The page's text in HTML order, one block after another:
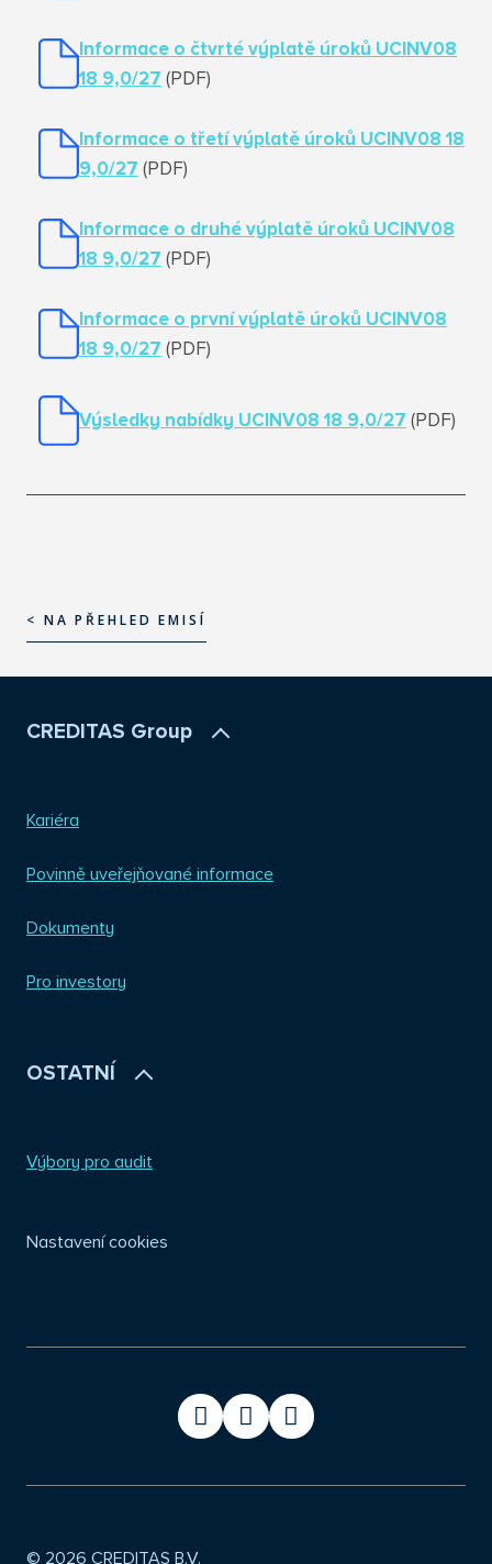
Informace o čtvrté výplatě úroků UCINV08
18 9,0/27 (PDF)
Informace o třetí výplatě úroků UCINV08 18
9,0/27 (PDF)
Informace o druhé výplatě úroků UCINV08
18 9,0/27 (PDF)
Informace o první výplatě úroků UCINV08
18 9,0/27 (PDF)
Výsledky nabídky UCINV08 18 9,0/27 (PDF)
< NA PŘEHLED EMISÍ
CREDITAS Group
Kariéra
Povinně uveřejňované informace
Dokumenty
Pro investory
OSTATNÍ
Výbory pro audit
Nastavení cookies
© 2026 CREDITAS B.V.